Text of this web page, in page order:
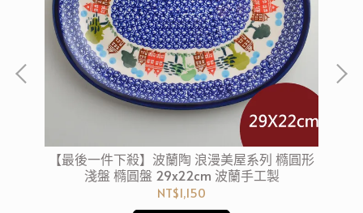
【最後一件下殺】波蘭陶 浪漫美屋系列 橢圓形
淺盤 橢圓盤 29x22cm 波蘭手工製
NT$1,150